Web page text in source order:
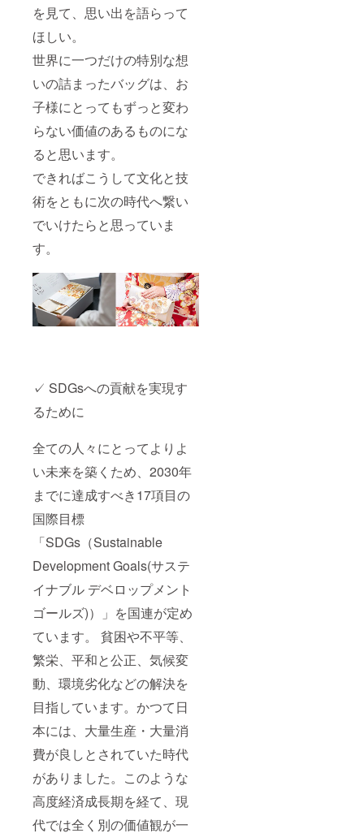
を見て、思い出を語らって
ほしい。
世界に一つだけの特別な想
いの詰まったバッグは、お
子様にとってもずっと変わ
らない価値のあるものにな
ると思います。
できればこうして文化と技
術をともに次の時代へ繋い
でいけたらと思っていま
す。
✓ SDGsへの貢献を実現す
るために
全ての人々にとってよりよ
い未来を築くため、2030年
までに達成すべき17項目の
国際目標
「SDGs（Sustainable
Development Goals(サステ
イナブル デベロップメント
ゴールズ)）」を国連が定め
ています。 貧困や不平等、
繁栄、平和と公正、気候変
動、環境劣化などの解決を
目指しています。かつて日
本には、大量生産・大量消
費が良しとされていた時代
がありました。このような
高度経済成長期を経て、現
代では全く別の価値観が一